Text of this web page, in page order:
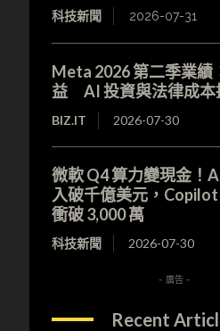
科技新聞 2026-07-31
Meta 2026 第二季業績
益 AI 投資與法律成本
BIZ.IT 2026-07-30
微軟 Q4 算力變現金！
入破千億美元，Copilot
衝破 3,000 萬
科技新聞 2026-07-30
- 廣告 -
Recent